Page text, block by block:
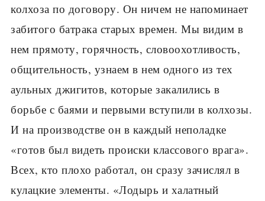
колхоза по договору. Он ничем не напоминает
забитого батрака старых времен. Мы видим в
нем прямоту, горячность, словоохотливость,
общительность, узнаем в нем одного из тех
аульных джигитов, которые закалились в
борьбе с баями и первыми вступили в колхозы.
И на производстве он в каждый неполадке
«готов был видеть происки классового врага».
Всех, кто плохо работал, он сразу зачислял в
кулацкие элементы. «Лодырь и халатный